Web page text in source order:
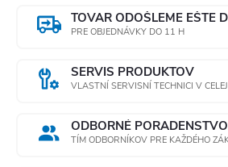
TOVAR ODOŠLEME EŠTE
PRE OBJEDNÁVKY DO 11 H
SERVIS PRODUKTOV
VLASTNÍ SERVISNÍ TECHNICI V
ODBORNÉ PORADENSTVO
TÍM ODBORNÍKOV PRE KAŽDÉHO